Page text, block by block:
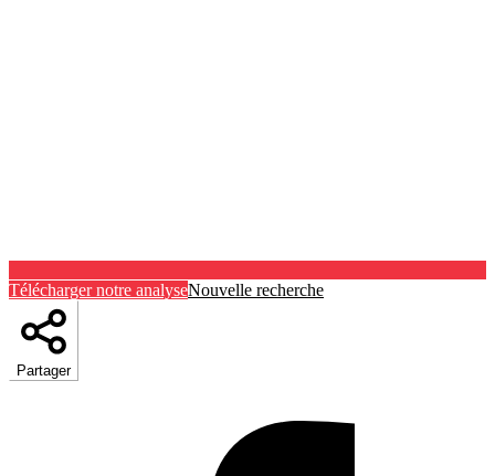
Télécharger notre analyseNouvelle recherche
Partager